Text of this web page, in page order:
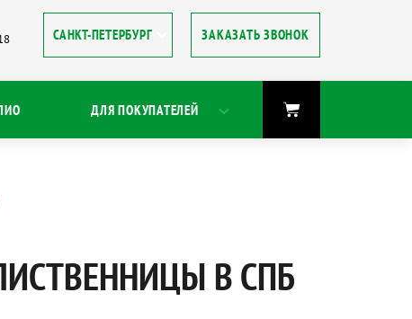
ЗАКАЗАТЬ ЗВОНОК
ДЛЯ ПОКУПАТЕЛЕЙ
В СПБ